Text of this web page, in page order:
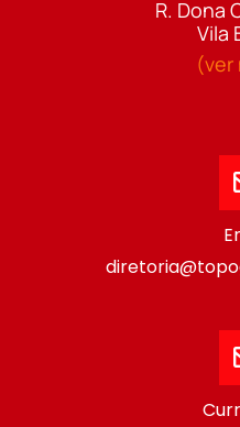
R. Dona
Vila
(ver